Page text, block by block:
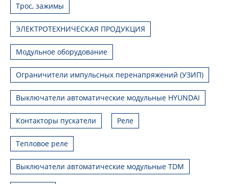
Трос, зажимы
ЭЛЕКТРОТЕХНИЧЕСКАЯ ПРОДУКЦИЯ
Модульное оборудование
Ограничители импульсных перенапряжений (УЗИП)
Выключатели автоматические модульные HYUNDAI
Контакторы пускатели Реле
Тепловое реле
Выключатели автоматические модульные TDM